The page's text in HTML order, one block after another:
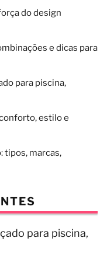
do design
e dicas para
para piscina,
estilo e
tipos, marcas,
para piscina,